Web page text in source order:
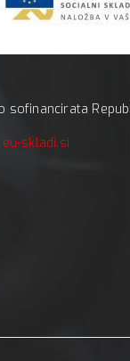
sofinancirata
eu-skladi.si